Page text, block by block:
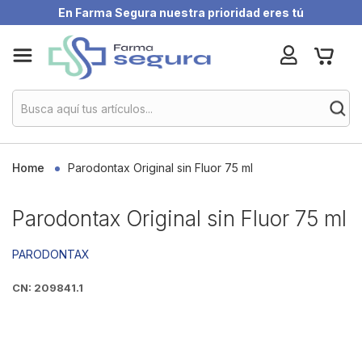
En Farma Segura nuestra prioridad eres tú
to
Content
My
Home Parodontax Original sin Fluor 75 ml
Parodontax Original sin Fluor 75 ml
PARODONTAX
CN: 209841.1